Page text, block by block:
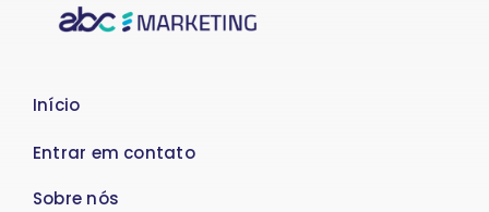
Início
Entrar em contato
Sobre nós